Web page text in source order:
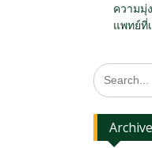
ความมุ่
แพทย์ที่